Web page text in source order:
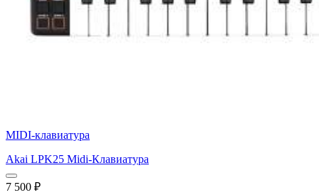
MIDI-клавиатура
Akai LPK25 Midi-Клавиатура
7 500 ₽